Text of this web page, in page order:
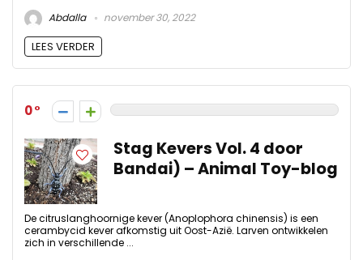
Abdalla
november 30, 2022
LEES VERDER
0
Stag Kevers Vol. 4 door
Bandai) – Animal Toy-blog
De citruslanghoornige kever (Anoplophora chinensis) is een
cerambycid kever afkomstig uit Oost-Azië. Larven ontwikkelen
zich in verschillende ...